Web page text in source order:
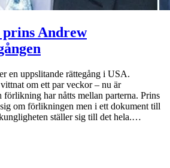
Andrew
en uppslitande rättegång i USA.
om ett par veckor – nu är
förlikning har nåtts mellan parterna. Prins
om förlikningen men i ett dokument till
ställer sig till det hela.…